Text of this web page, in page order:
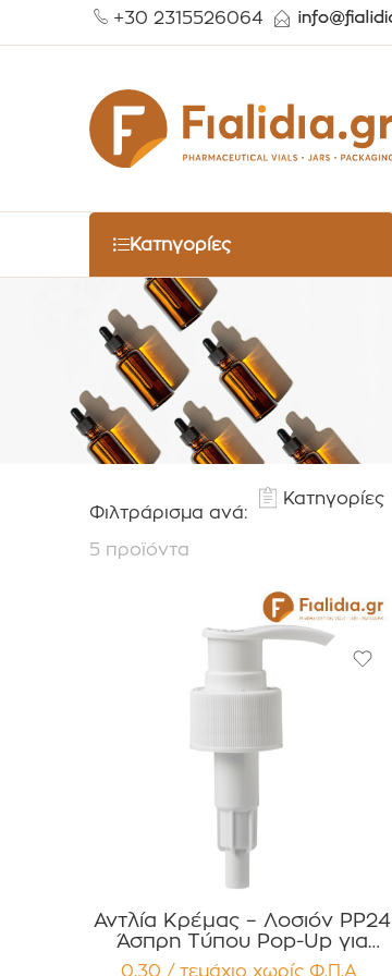
+30 2315526064
Κατηγορίες
Φιλτράρισμα ανά:
Κατηγορίες
5 προϊόντα
Αντλία Κρέμας – Λοσιόν PP24
Άσπρη Τύπου Pop-Up για
Αντισηπτικά , Απολυμαντικά
0,30 / τεμάχιο χωρίς Φ.Π.Α